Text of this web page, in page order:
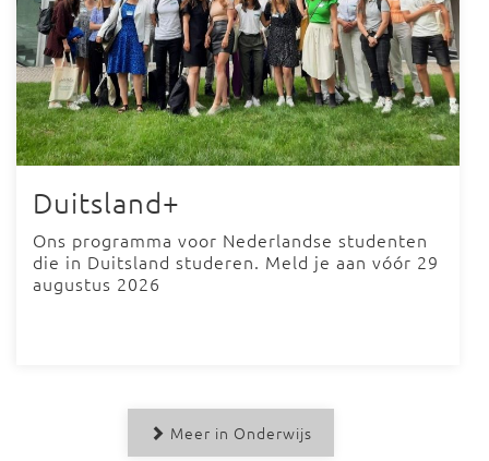
Duitsland+
Ons programma voor Nederlandse studenten
die in Duitsland studeren. Meld je aan vóór 29
augustus 2026
Meer in Onderwijs